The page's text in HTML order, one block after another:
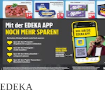
EDEKA